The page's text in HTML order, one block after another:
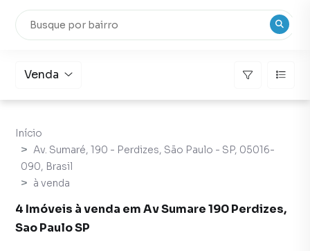
Venda
Início
Av. Sumaré, 190 - Perdizes, São Paulo - SP, 05016-
090, Brasil
à venda
4 Imóveis à venda em Av Sumare 190 Perdizes,
Sao Paulo SP